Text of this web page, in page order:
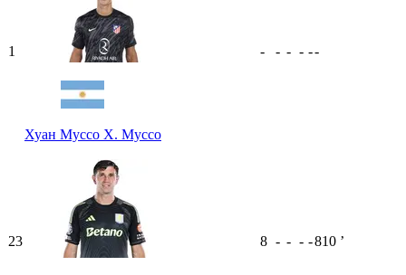
1
Хуан Муссо Х. Муссо
- - - - --
23 8 - - - -810 ʼ